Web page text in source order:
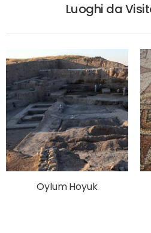
Luoghi da
Oylum Hoyuk